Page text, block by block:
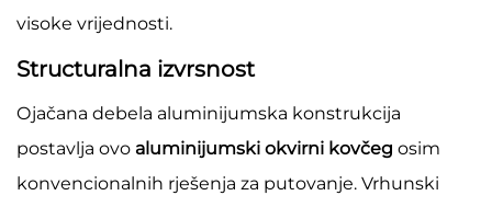
visoke vrijednosti.
Structuralna izvrsnost
Ojačana debela aluminijumska konstrukcija
postavlja ovo aluminijumski okvirni kovčeg osim
konvencionalnih rješenja za putovanje. Vrhunski